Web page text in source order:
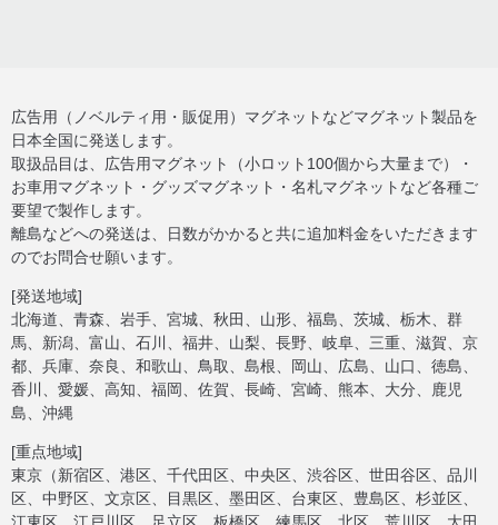
広告用（ノベルティ用・販促用）マグネットなどマグネット製品を
日本全国に発送します。
取扱品目は、広告用マグネット（小ロット100個から大量まで）・
お車用マグネット・グッズマグネット・名札マグネットなど各種ご
要望で製作します。
離島などへの発送は、日数がかかると共に追加料金をいただきます
のでお問合せ願います。
[発送地域]
北海道、青森、岩手、宮城、秋田、山形、福島、茨城、栃木、群
馬、新潟、富山、石川、福井、山梨、長野、岐阜、三重、滋賀、京
都、兵庫、奈良、和歌山、鳥取、島根、岡山、広島、山口、徳島、
香川、愛媛、高知、福岡、佐賀、長崎、宮崎、熊本、大分、鹿児
島、沖縄
[重点地域]
東京（新宿区、港区、千代田区、中央区、渋谷区、世田谷区、品川
区、中野区、文京区、目黒区、墨田区、台東区、豊島区、杉並区、
江東区、江戸川区、足立区、板橋区、練馬区、北区、荒川区、大田